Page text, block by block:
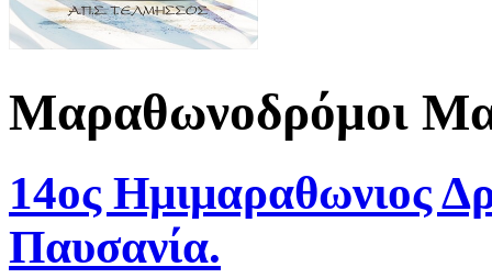
Μαραθωνοδρόμοι
14oς Ημιμαραθωνιος
Παυσανία.